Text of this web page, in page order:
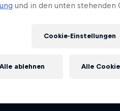
und in den unten stehenden
Cookie-Einstellungen
Alle ablehnen Alle